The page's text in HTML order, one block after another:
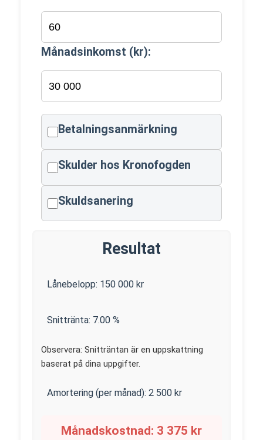
Månadsinkomst (kr):
Betalningsanmärkning
Skulder hos Kronofogden
Skuldsanering
Resultat
Lånebelopp: 150 000 kr
Snittränta: 7.00 %
Observera: Snitträntan är en uppskattning
baserat på dina uppgifter.
Amortering (per månad): 2 500 kr
Månadskostnad: 3 375 kr